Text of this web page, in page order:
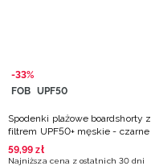
-33%
FOB UPF50
Spodenki plażowe boardshorty z
filtrem UPF50+ męskie - czarne
59,99 zł
Najniższa cena z ostatnich 30 dni